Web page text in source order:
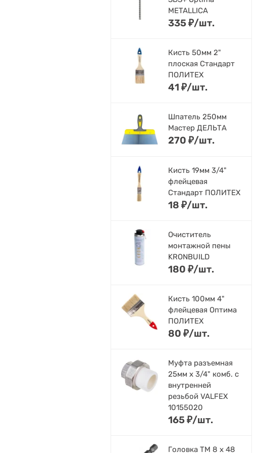
METALLICA
335₽/шт.
Кисть 50мм 2"
плоская Стандарт
ПОЛИТЕХ
41 ₽/шт.
Шпатель 250мм
Мастер ДЕЛЬТА
270 ₽/шт.
Кисть 19мм 3/4"
флейцевая
Стандарт ПОЛИТЕХ
18 ₽/шт.
Очиститель
монтажной пены
KRONBUILD
180 ₽/шт.
Кисть 100мм 4"
флейцевая Оптима
ПОЛИТЕХ
80 ₽/шт.
Муфта разъемная
25мм х 3/4" комб. с
внутренней
резьбой VALFEX
10155020
165₽/шт.
Головка ТМ 8 х 48